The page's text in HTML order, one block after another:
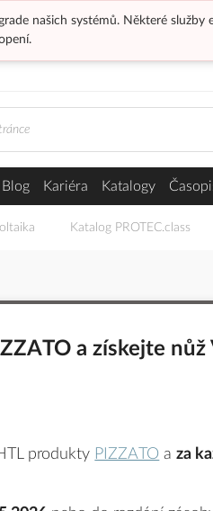
našich systémů. Některé služby
Blog Kariéra Katalogy
Katalog PROTEC.class
a získejte
produkty PIZZATO aza